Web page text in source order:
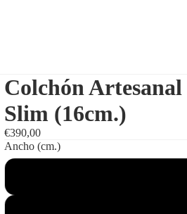
Colchón
Slim (16cm.)
€390,00
Ancho (cm.)